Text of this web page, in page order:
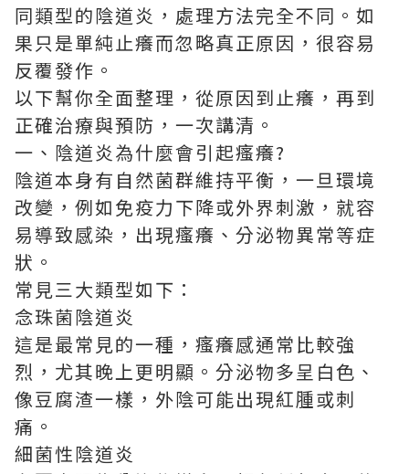
同類型的陰道炎，處理方法完全不同。如
果只是單純止癢而忽略真正原因，很容易
反覆發作。
以下幫你全面整理，從原因到止癢，再到
正確治療與預防，一次講清。
一、陰道炎為什麼會引起瘙癢?
陰道本身有自然菌群維持平衡，一旦環境
改變，例如免疫力下降或外界刺激，就容
易導致感染，出現瘙癢、分泌物異常等症
狀。
常見三大類型如下：
念珠菌陰道炎
這是最常見的一種，瘙癢感通常比較強
烈，尤其晚上更明顯。分泌物多呈白色、
像豆腐渣一樣，外陰可能出現紅腫或刺
痛。
細菌性陰道炎